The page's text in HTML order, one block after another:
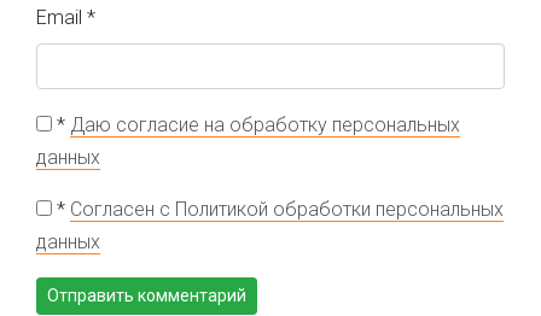
Email *
* Даю согласие на обработку персональных
данных
* Согласен с Политикой обработки персональных
данных